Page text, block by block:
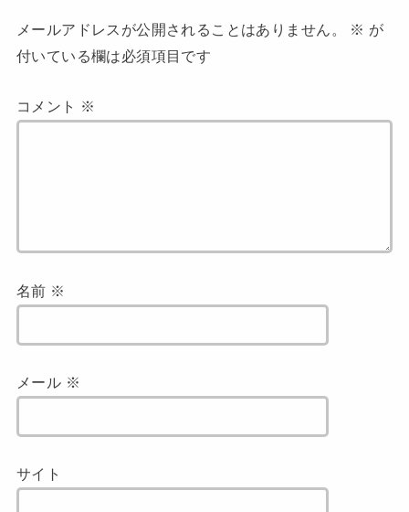
メールアドレスが公開されることはありません。 ※ が
付いている欄は必須項目です
コメント ※
名前 ※
メール ※
サイト